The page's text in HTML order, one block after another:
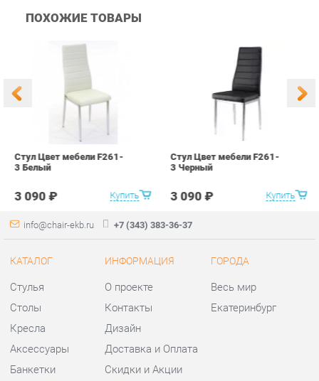
3 090 ₽ Купить
Стул Цвет мебели F261-
info@chair-ekb.ru
Столы
Банкетки
Пуфы
Мини-Диваны
Комплектующие
Контакты
Скидки и Акции
Гарантия
Помощь
ГОРОДА
Екатеринбург
КОНТАКТЫ